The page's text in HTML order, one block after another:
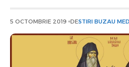
5 OCTOMBRIE 2019 DESTIRI BUZAU